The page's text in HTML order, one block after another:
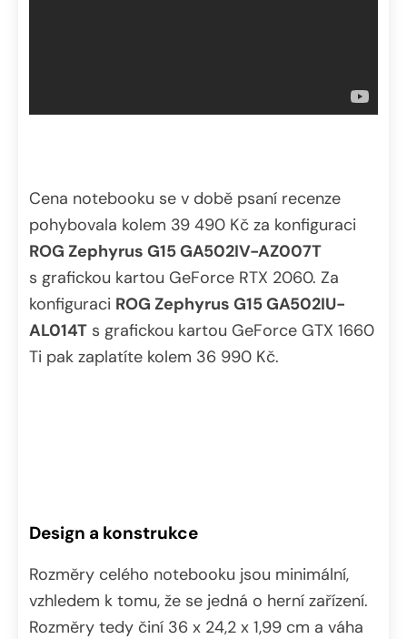
Cena notebooku se v době psaní recenze
pohybovala kolem 39 490 Kč za konfiguraci
ROG Zephyrus G15 GA502IV-AZ007T
s grafickou kartou GeForce RTX 2060. Za
konfiguraci ROG Zephyrus G15 GA502IU-
AL014T s grafickou kartou GeForce GTX 1660
Ti pak zaplatíte kolem 36 990 Kč.
Design a konstrukce
Rozměry celého notebooku jsou minimální,
vzhledem k tomu, že se jedná o herní zařízení.
Rozměry tedy činí 36 x 24,2 x 1,99 cm a váha